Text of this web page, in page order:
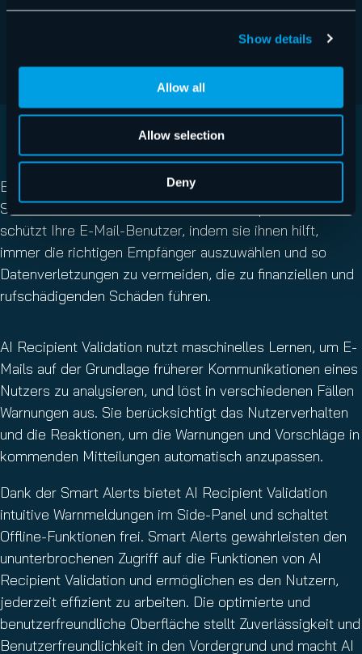
Show details
Allow all
Allow selection
Deny
relevante Merkmale für Phishing-Angriffe zu
identifizieren.
AI RECIPIENT VALIDATION
Eine einzige fehlgeleitete E-Mail reicht aus, um eine
Sicherheitslücke zu verursachen. AI Recipient Validation
schützt Ihre E-Mail-Benutzer, indem sie ihnen hilft,
immer die richtigen Empfänger auszuwählen und so
Datenverletzungen zu vermeiden, die zu finanziellen und
rufschädigenden Schäden führen.
AI Recipient Validation nutzt maschinelles Lernen, um E-
Mails auf der Grundlage früherer Kommunikationen eines
Nutzers zu analysieren, und löst in verschiedenen Fällen
Warnungen aus. Sie berücksichtigt das Nutzerverhalten
und die Reaktionen, um die Warnungen und Vorschläge in
kommenden Mitteilungen automatisch anzupassen.
Dank der Smart Alerts bietet AI Recipient Validation
intuitive Warnmeldungen im Side-Panel und schaltet
Offline-Funktionen frei. Smart Alerts gewährleisten den
ununterbrochenen Zugriff auf die Funktionen von AI
Recipient Validation und ermöglichen es den Nutzern,
jederzeit effizient zu arbeiten. Die optimierte und
benutzerfreundliche Oberfläche stellt Zuverlässigkeit und
Benutzerfreundlichkeit in den Vordergrund und macht AI